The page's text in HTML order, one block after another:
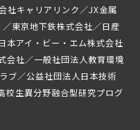
社キャリアリンク／JX金属
東京地下鉄株式会社／日産
本アイ・ビー・エム株式会社
会社／一般社団法人教育環境
ブ／公益社団法人日本技術
校生異分野融合型研究プログ